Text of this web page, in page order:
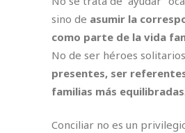
sino de asumir la
como parte de la vida
No de ser héroes
presentes, ser
familias más equilibradas
Conciliar no es un